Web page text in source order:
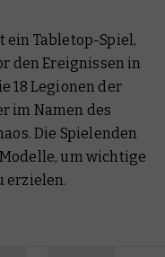
ein Tabletop-Spiel,
den Ereignissen in
18 Legionen der
im Namen des
Die Spielenden
um wichtige
erzielen.